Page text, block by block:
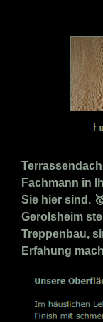
Fachmann in
Sie hier sind.
Gerolsheim
Treppenbau,
Erfahung